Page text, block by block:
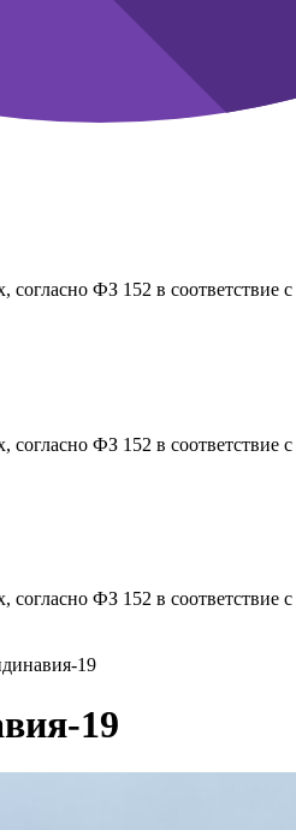
ФЗ 152 в соответствие с
ФЗ 152 в соответствие с
ФЗ 152 в соответствие с
19
19